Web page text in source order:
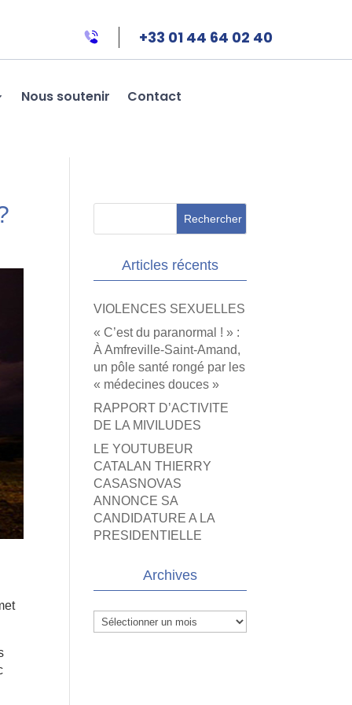
+33 01 44 64 02 40
Nous soutenir Contact
Articles récents
VIOLENCES SEXUELLES
« C’est du paranormal ! » :
À Amfreville-Saint-Amand,
un pôle santé rongé par les
« médecines douces »
RAPPORT D’ACTIVITE
DE LA MIVILUDES
LE YOUTUBEUR
CATALAN THIERRY
CASASNOVAS
ANNONCE SA
CANDIDATURE A LA
PRESIDENTIELLE
Archives
Archives